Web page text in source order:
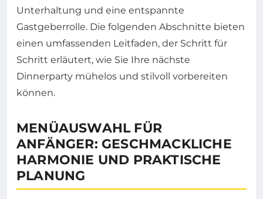
Unterhaltung und eine entspannte
Gastgeberrolle. Die folgenden Abschnitte bieten
einen umfassenden Leitfaden, der Schritt für
Schritt erläutert, wie Sie Ihre nächste
Dinnerparty mühelos und stilvoll vorbereiten
können.
MENÜAUSWAHL FÜR
ANFÄNGER: GESCHMACKLICHE
HARMONIE UND PRAKTISCHE
PLANUNG